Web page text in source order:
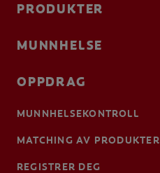
PRODUKTER
MUNNHELSE
OPPDRAG
MUNNHELSEKONTROLL
MATCHING AV PRODUKTER
REGISTRER DEG